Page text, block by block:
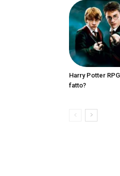
Harry Potter
fatto?